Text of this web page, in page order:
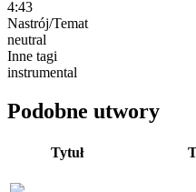
4:43
Nastrój/Temat
neutral
Inne tagi
instrumental
Podobne utwory
Tytuł